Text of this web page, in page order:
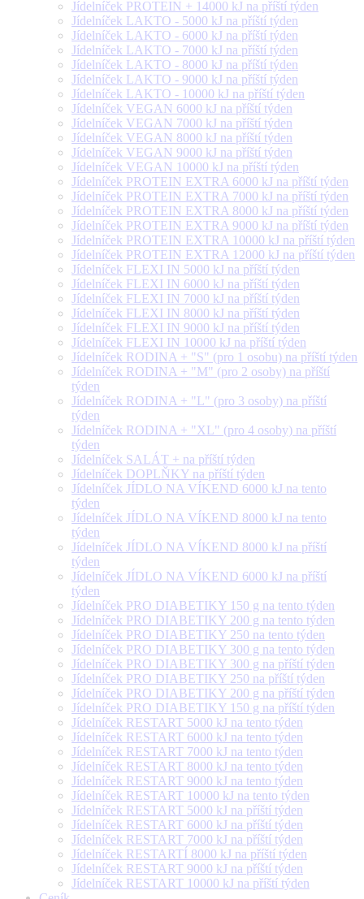
Jídelníček PROTEIN + 14000 kJ na příští týden
Jídelníček LAKTO - 5000 kJ na příští týden
Jídelníček LAKTO - 6000 kJ na příští týden
Jídelníček LAKTO - 7000 kJ na příští týden
Jídelníček LAKTO - 8000 kJ na příští týden
Jídelníček LAKTO - 9000 kJ na příští týden
Jídelníček LAKTO - 10000 kJ na příští týden
Jídelníček VEGAN 6000 kJ na příští týden
Jídelníček VEGAN 7000 kJ na příští týden
Jídelníček VEGAN 8000 kJ na příští týden
Jídelníček VEGAN 9000 kJ na příští týden
Jídelníček VEGAN 10000 kJ na příští týden
Jídelníček PROTEIN EXTRA 6000 kJ na příští týden
Jídelníček PROTEIN EXTRA 7000 kJ na příští týden
Jídelníček PROTEIN EXTRA 8000 kJ na příští týden
Jídelníček PROTEIN EXTRA 9000 kJ na příští týden
Jídelníček PROTEIN EXTRA 10000 kJ na příští týden
Jídelníček PROTEIN EXTRA 12000 kJ na příští týden
Jídelníček FLEXI IN 5000 kJ na příští týden
Jídelníček FLEXI IN 6000 kJ na příští týden
Jídelníček FLEXI IN 7000 kJ na příští týden
Jídelníček FLEXI IN 8000 kJ na příští týden
Jídelníček FLEXI IN 9000 kJ na příští týden
Jídelníček FLEXI IN 10000 kJ na příští týden
Jídelníček RODINA + "S" (pro 1 osobu) na příští týden
Jídelníček RODINA + "M" (pro 2 osoby) na příští
týden
Jídelníček RODINA + "L" (pro 3 osoby) na příští
týden
Jídelníček RODINA + "XL" (pro 4 osoby) na příští
týden
Jídelníček SALÁT + na příští týden
Jídelníček DOPLŇKY na příští týden
Jídelníček JÍDLO NA VÍKEND 6000 kJ na tento
týden
Jídelníček JÍDLO NA VÍKEND 8000 kJ na tento
týden
Jídelníček JÍDLO NA VÍKEND 8000 kJ na příští
týden
Jídelníček JÍDLO NA VÍKEND 6000 kJ na příští
týden
Jídelníček PRO DIABETIKY 150 g na tento týden
Jídelníček PRO DIABETIKY 200 g na tento týden
Jídelníček PRO DIABETIKY 250 na tento týden
Jídelníček PRO DIABETIKY 300 g na tento týden
Jídelníček PRO DIABETIKY 300 g na příští týden
Jídelníček PRO DIABETIKY 250 na příští týden
Jídelníček PRO DIABETIKY 200 g na příští týden
Jídelníček PRO DIABETIKY 150 g na příští týden
Jídelníček RESTART 5000 kJ na tento týden
Jídelníček RESTART 6000 kJ na tento týden
Jídelníček RESTART 7000 kJ na tento týden
Jídelníček RESTART 8000 kJ na tento týden
Jídelníček RESTART 9000 kJ na tento týden
Jídelníček RESTART 10000 kJ na tento týden
Jídelníček RESTART 5000 kJ na příští týden
Jídelníček RESTART 6000 kJ na příští týden
Jídelníček RESTART 7000 kJ na příští týden
Jídelníček RESTARTÍ 8000 kJ na příští týden
Jídelníček RESTART 9000 kJ na příští týden
Jídelníček RESTART 10000 kJ na příští týden